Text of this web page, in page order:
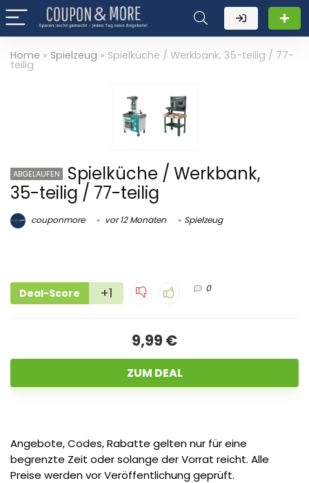
Home » Spielzeug » Spielküche / Werkbank, 35-teilig / 77-
teilig
ABGELAUFEN
Spielküche / Werkbank,
35-teilig / 77-teilig
couponmore vor 12 Monaten Spielzeug
Deal-Score +1 0
9,99 €
ZUM DEAL
Angebote, Codes, Rabatte gelten nur für eine
begrenzte Zeit oder solange der Vorrat reicht. Alle
Preise werden vor Veröffentlichung geprüft.